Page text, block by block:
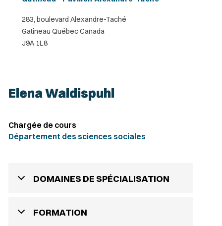
283, boulevard Alexandre-Taché
Gatineau Québec Canada
J9A 1L8
Elena Waldispuhl
Chargée de cours
Département des sciences sociales
DOMAINES DE SPÉCIALISATION
FORMATION